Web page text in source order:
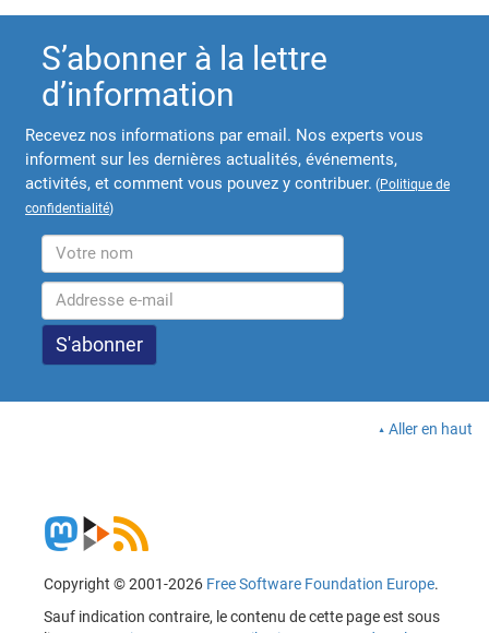
S’abonner à la lettre
d’information
Recevez nos informations par email. Nos experts vous
informent sur les dernières actualités, événements,
activités, et comment vous pouvez y contribuer. (Politique de
confidentialité)
Aller en haut
Copyright © 2001-2026 Free Software Foundation Europe.
Sauf indication contraire, le contenu de cette page est sous